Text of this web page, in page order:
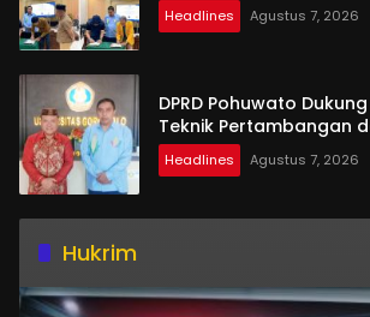
Headlines Agustus 7, 2026
DPRD Pohuwato
Teknik Pertambangan
Headlines Agustus 7, 2026
Hukrim